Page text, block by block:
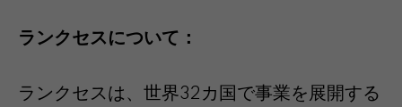
ランクセスについて：
ランクセスは、世界32カ国で事業を展開する